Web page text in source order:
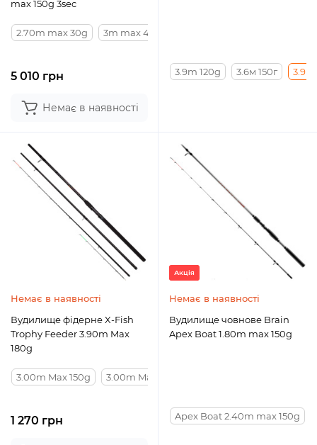
max 150g 3sec
2.70m max 30g 3m max 45g
5 010 грн
Немає в наявності
3.9m 120g 3.6м 150г 3.9m
Немає в наявності
Вудилище фідерне X-Fish
Trophy Feeder 3.90m Max
180g
3.00m Max 150g 3.00m Max 180g
1 270 грн
Акція
Немає в наявності
Вудилище човнове Brain
Apex Boat 1.80m max 150g
Apex Boat 2.40m max 150g